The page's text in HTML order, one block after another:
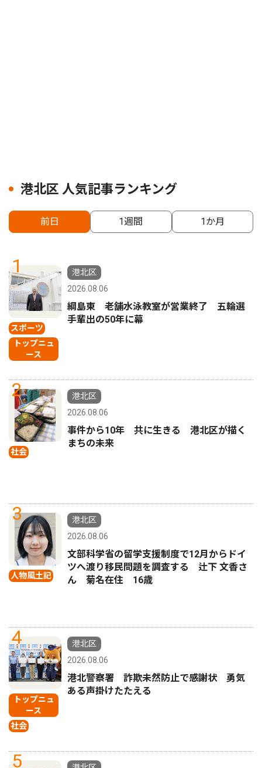
港北区 人気記事ランキング
前日 1週間 1か月
1
スポーツ
トップニュ
ース
港北区
2026.08.06
綱島東 老舗水泳教室が営業終了 五輪選
手輩出の50年に幕
2
社会
港北区
2026.08.06
事件から10年 共に生きる 港北区が描く
まちの未来
3
人物風土記
港北区
2026.08.06
文部科学省の留学支援制度で12月からドイ
ツへ渡り移民問題を調査する 辻下 文香さ
ん 菊名在住 16歳
4
トップニュ
ース
社会
港北区
2026.08.06
港北警察署 詐欺未然防止で感謝状 勇気
ある声掛けたたえる
5